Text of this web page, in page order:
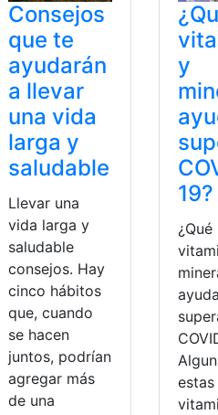
Consejos
que te
ayudarán
a llevar
una vida
larga y
saludable
Llevar una
vida larga y
saludable
consejos. Hay
cinco hábitos
que, cuando
se hacen
juntos, podrían
agregar más
de una
y
19?
¿Qué
estas